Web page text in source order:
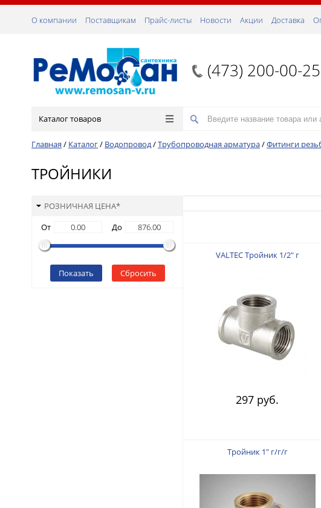
О компании Поставщикам Прайс-листы Новости Акции Доставка
(473) 200-00-25
Каталог товаров
Главная / Каталог/ Водопровод/Трубопроводная арматура/Фитинги
ТРОЙНИКИ
РОЗНИЧНАЯ ЦЕНА*
От
До
Показать Сбросить
VALTEC Тройник 1/2" г
297 руб.
Тройник 1" г/г/г